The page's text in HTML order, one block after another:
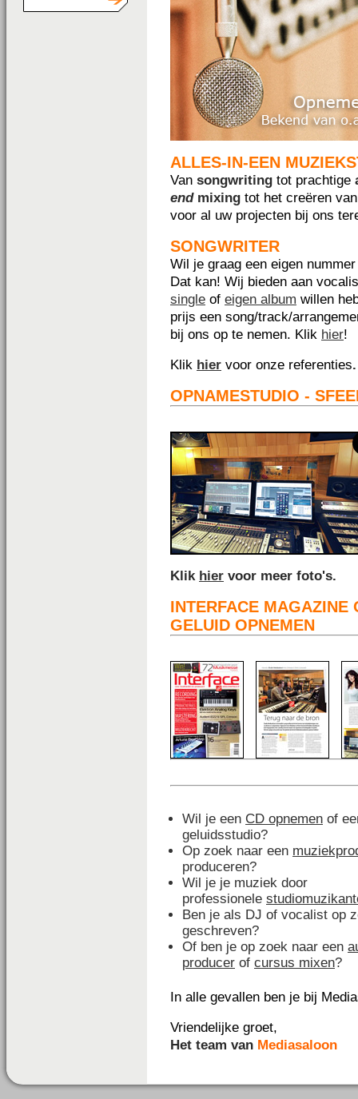
ALLES-IN-EEN
Van songwriting tot prachtige
endmixing tot het creëren
voor al uw projecten bij ons
SONGWRITER
Wil je graag een eigen
Dat kan! Wij bieden aan
single of eigen album willen
prijs een song/track/
bij ons op te nemen. Klik hier!
Klik hier voor onze referenties.
OPNAMESTUDIO -
Klik hier voor meer foto's.
INTERFACE MAGAZINE
GELUID OPNEMEN
Wil je een CD opnemen of
geluidsstudio?
Op zoek naar een
produceren?
Wil je je muziek door
professionele
Ben je als DJ of vocalist op
geschreven?
Of ben je op zoek naar een
producer of cursus mixen?
In alle gevallen ben je bij
Vriendelijke groet,
Het team van Mediasaloon